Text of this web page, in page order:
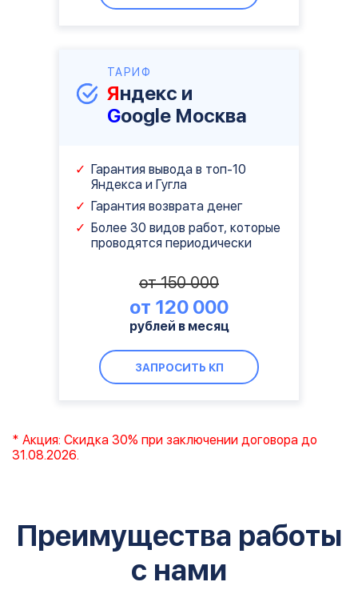
ТАРИФ
Яндекс и
Google Москва
Гарантия вывода в топ-10
Яндекса и Гугла
Гарантия возврата денег
Более 30 видов работ, которые
проводятся периодически
от 150 000
от 120 000
рублей в месяц
ЗАПРОСИТЬ КП
* Акция: Скидка 30% при заключении договора до
31.08.2026.
Преимущества работы
с нами